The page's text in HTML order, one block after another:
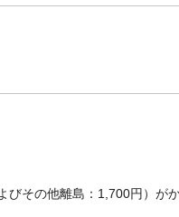
その他離島：1,700円）が